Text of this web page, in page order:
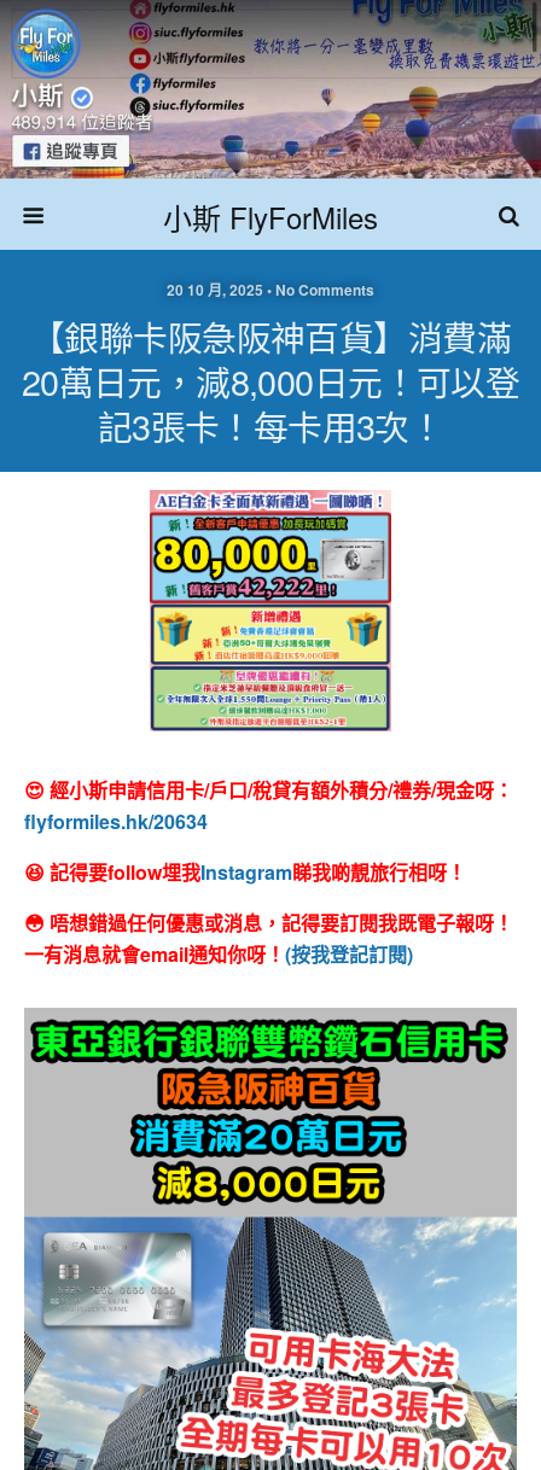
小斯 FlyForMiles
20 10 月, 2025 • No Comments
【銀聯卡阪急阪神百貨】消費滿
20萬日元，減8,000日元！可以登
記3張卡！每卡用3次！
😍 經小斯申請信用卡/戶口/稅貸有額外積分/禮券/現金呀：
flyformiles.hk/20634
😆 記得要follow埋我Instagram睇我啲靚旅行相呀！
😳 唔想錯過任何優惠或消息，記得要訂閱我既電子報呀！
一有消息就會email通知你呀！ (按我登記訂閱)